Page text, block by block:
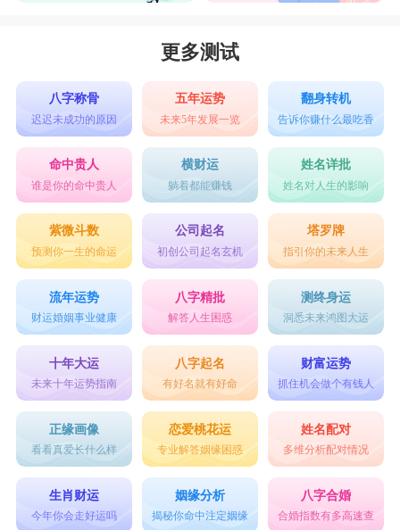
更多测试
八字称骨
迟迟未成功的原因
五年运势
未来5年发展一览
翻身转机
告诉你赚什么最吃香
命中贵人
谁是你的命中贵人
横财运
躺着都能赚钱
姓名详批
姓名对人生的影响
紫微斗数
预测你一生的命运
公司起名
初创公司起名玄机
塔罗牌
指引你的未来人生
流年运势
财运婚姻事业健康
八字精批
解答人生困惑
测终身运
洞悉未来鸿图大运
十年大运
未来十年运势指南
八字起名
有好名就有好命
财富运势
抓住机会做个有钱人
正缘画像
看看真爱长什么样
恋爱桃花运
专业解答姻缘困惑
姓名配对
多维分析配对情况
生肖财运
今年你会走好运吗
姻缘分析
揭秘你命中注定姻缘
八字合婚
合婚指数有多高速查